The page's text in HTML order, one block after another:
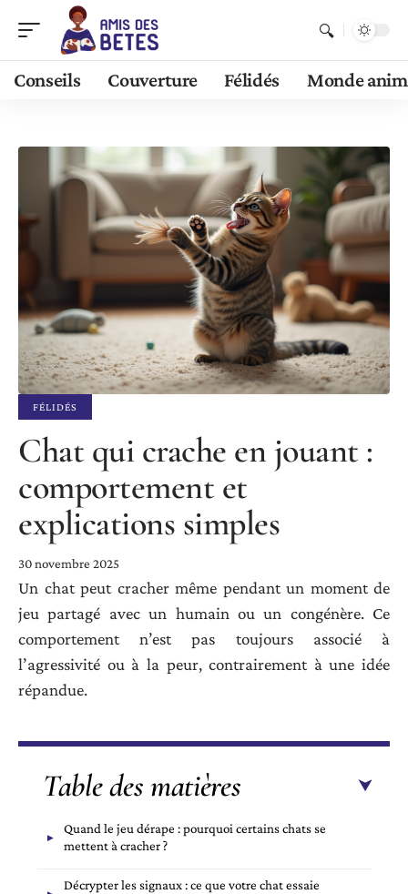
Conseils Couverture Félidés Monde
FÉLIDÉS
Chat qui crache en jouant :
comportement et
explications simples
30 novembre 2025
Un chat peut cracher même pendant un moment de
jeu partagé avec un humain ou un congénère. Ce
comportement n’est pas toujours associé à
l’agressivité ou à la peur, contrairement à une idée
répandue.
Table des matières
Quand le jeu dérape : pourquoi certains chats se
mettent à cracher ?
Décrypter les signaux : ce que votre chat essaie